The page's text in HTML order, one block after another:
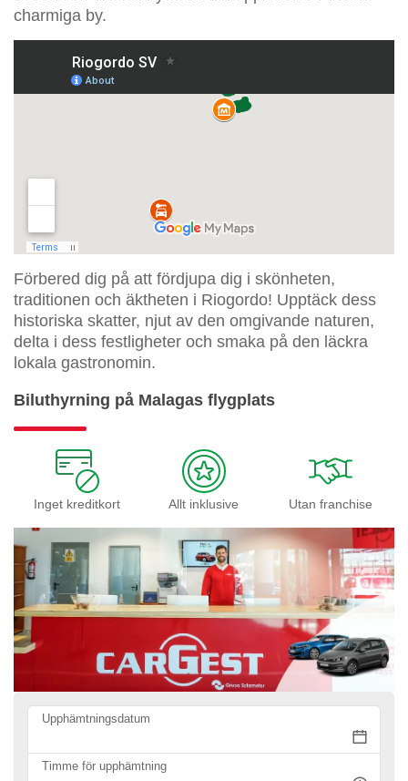
charmiga by.
Förbered dig på att fördjupa dig i skönheten,
traditionen och äktheten i Riogordo! Upptäck dess
historiska skatter, njut av den omgivande naturen,
delta i dess festligheter och smaka på den läckra
lokala gastronomin.
Biluthyrning på Malagas flygplats
Inget kreditkort Allt inklusive Utan franchise
Upphämtningsdatum
Timme för upphämtning